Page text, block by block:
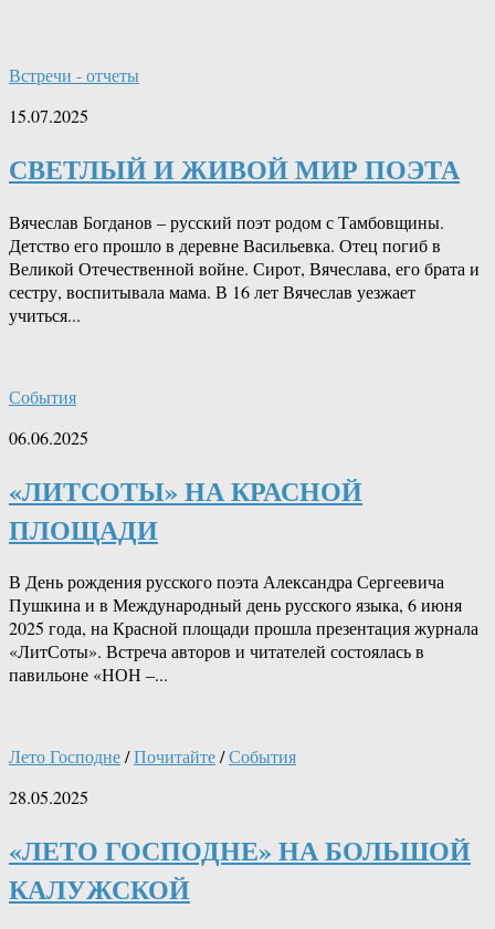
Встречи - отчеты
15.07.2025
СВЕТЛЫЙ И ЖИВОЙ МИР ПОЭТА
Вячеслав Богданов – русский поэт родом с Тамбовщины.
Детство его прошло в деревне Васильевка. Отец погиб в
Великой Отечественной войне. Сирот, Вячеслава, его брата и
сестру, воспитывала мама. В 16 лет Вячеслав уезжает
учиться...
События
06.06.2025
«ЛИТСОТЫ» НА КРАСНОЙ
ПЛОЩАДИ
В День рождения русского поэта Александра Сергеевича
Пушкина и в Международный день русского языка, 6 июня
2025 года, на Красной площади прошла презентация журнала
«ЛитСоты». Встреча авторов и читателей состоялась в
павильоне «НОН –...
Лето Господне/Почитайте/События
28.05.2025
«ЛЕТО ГОСПОДНЕ» НА БОЛЬШОЙ
КАЛУЖСКОЙ